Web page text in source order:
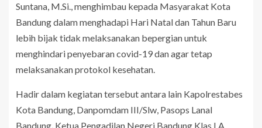
Suntana, M.Si., menghimbau kepada Masyarakat Kota
Bandung dalam menghadapi Hari Natal dan Tahun Baru
lebih bijak tidak melaksanakan bepergian untuk
menghindari penyebaran covid-19 dan agar tetap
melaksanakan protokol kesehatan.
Hadir dalam kegiatan tersebut antara lain Kapolrestabes
Kota Bandung, Danpomdam III/Slw, Pasops Lanal
Bandung, Ketua Pengadilan Negeri Bandung Klas I A